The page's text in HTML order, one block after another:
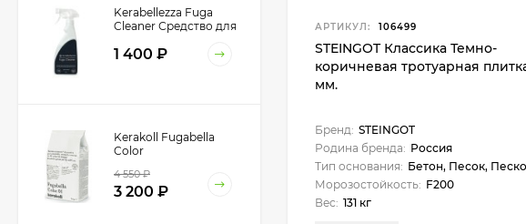
АРТИКУЛ: 106499
STEINGOT Классика Темно-
коричневая тротуарная
мм.
Бренд: STEINGOT
Родина бренда: Россия
Тип основания: Бетон, Песок,
Морозостойкость: F200
Вес: 131 кг
Kerabellezza Fuga
Cleaner Средство для
эпоксидных остатков,
1 400
Kerakoll Fugabella
Color
затирка 3 кг.
4 550
3 200